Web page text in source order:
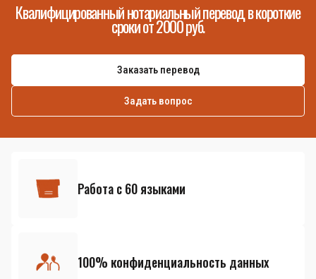
Квалифицированный нотариальный перевод в короткие
сроки от 2000 руб.
Заказать перевод
Задать вопрос
Работа с 60 языками
100% конфиденциальность данных